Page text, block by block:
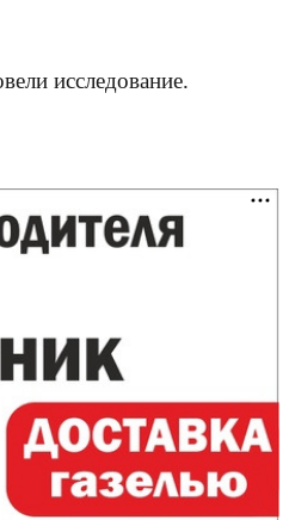
исследование.